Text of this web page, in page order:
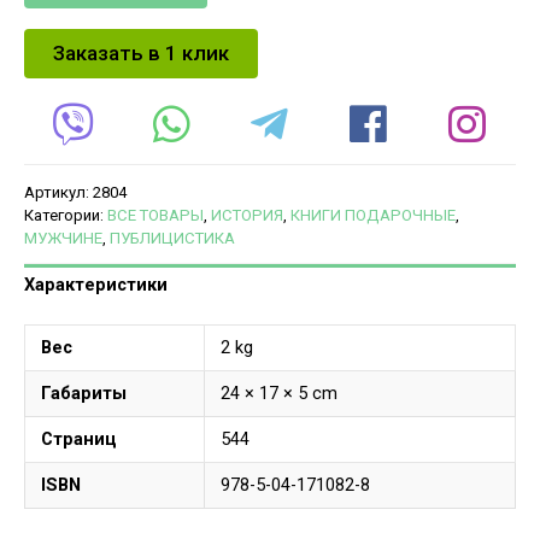
Заказать в 1 клик
Артикул: 2804
Категории: ВСЕ ТОВАРЫ, ИСТОРИЯ, КНИГИ ПОДАРОЧНЫЕ,
МУЖЧИНЕ, ПУБЛИЦИСТИКА
Характеристики
Вес 2 kg
Габариты 24 × 17 × 5 cm
Страниц 544
ISBN 978-5-04-171082-8